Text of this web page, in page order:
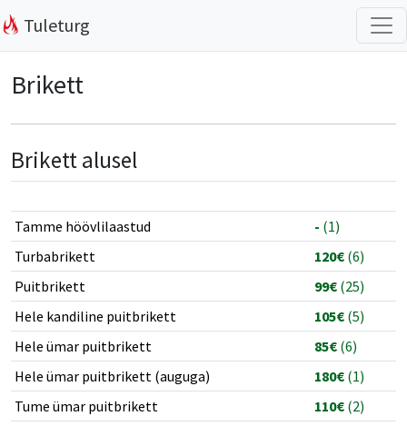
Tuleturg
Brikett
Brikett alusel
Tamme höövlilaastud - (1)
Turbabrikett
120€ (6)
Puitbrikett
99€ (25)
Hele kandiline puitbrikett
105€ (5)
Hele ümar puitbrikett
85€ (6)
Hele ümar puitbrikett (auguga)
180€ (1)
Tume ümar puitbrikett
110€ (2)